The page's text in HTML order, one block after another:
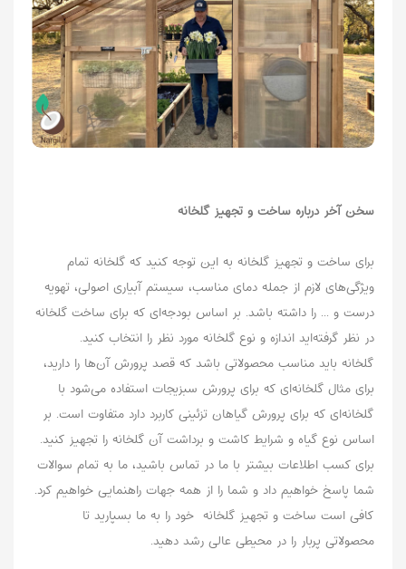
سخن آخر درباره ساخت و تجهیز گلخانه‌
برای ساخت و تجهیز گلخانه‌ به این توجه کنید که گلخانه تمام
ویژگی‌های لازم از جمله دمای مناسب، سیستم آبیاری اصولی، تهویه
درست و ... را داشته باشد. بر اساس بودجه‌ای که برای ساخت گلخانه
در نظر گرفته‌اید اندازه و نوع گلخانه مورد نظر را انتخاب کنید.
گلخانه باید مناسب محصولاتی باشد که قصد پرورش آن‌ها را دارید،
برای مثال گلخانه‌ای که برای پرورش سبزیجات استفاده می‌شود با
گلخانه‌ای که برای پرورش گیاهان تزئینی کاربرد دارد متفاوت است. بر
اساس نوع گیاه و شرایط کاشت و برداشت آن گلخانه را تجهیز کنید.
برای کسب اطلاعات بیشتر با ما در تماس باشید، ما به تمام سوالات
شما پاسخ خواهیم داد و شما را از همه جهات راهنمایی خواهیم کرد.
کافی است ساخت و تجهیز گلخانه‌ خود را به ما بسپارید تا
محصولاتی پربار را در محیطی عالی رشد دهید.